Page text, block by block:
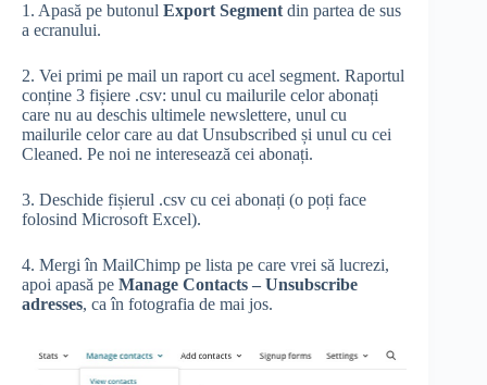
1. Apasă pe butonul Export Segment din partea de sus
a ecranului.
2. Vei primi pe mail un raport cu acel segment. Raportul
conține 3 fișiere .csv: unul cu mailurile celor abonați
care nu au deschis ultimele newslettere, unul cu
mailurile celor care au dat Unsubscribed și unul cu cei
Cleaned. Pe noi ne interesează cei abonați.
3. Deschide fișierul .csv cu cei abonați (o poți face
folosind Microsoft Excel).
4. Mergi în MailChimp pe lista pe care vrei să lucrezi,
apoi apasă pe Manage Contacts – Unsubscribe
adresses, ca în fotografia de mai jos.